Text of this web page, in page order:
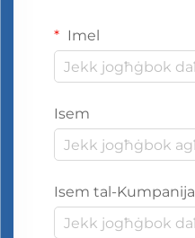
Imel
Isem
Isem tal-Kumpanija